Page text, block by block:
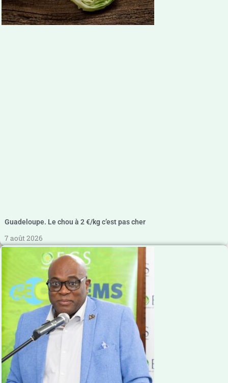
Guadeloupe. Le chou à 2 €/kg c’est pas cher
7 août 2026